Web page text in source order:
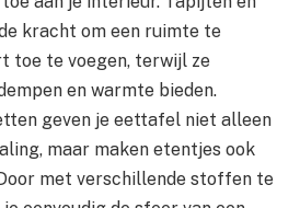
kracht om een ruimte te
toe te voegen, terwijl ze
en warmte bieden.
geven je eettafel niet alleen
maar maken etentjes ook
met verschillende stoffen te